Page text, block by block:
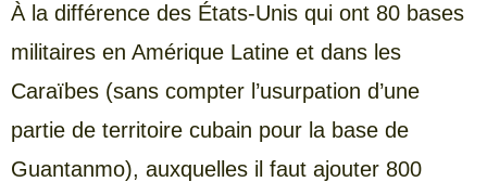
À la différence des États-Unis qui ont 80 bases
militaires en Amérique Latine et dans les
Caraïbes (sans compter l’usurpation d’une
partie de territoire cubain pour la base de
Guantanmo), auxquelles il faut ajouter 800